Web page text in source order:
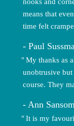
means that
time felt
Paul
My thanks as
unobtrusive but
course. They
Ann
It is my